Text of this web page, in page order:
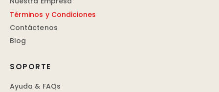
Términos y Condiciones
Contáctenos
Blog
SOPORTE
Ayuda & FAQs